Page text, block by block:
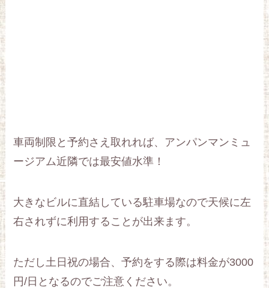
車両制限と予約さえ取れれば、アンパンマンミュ
ージアム近隣では最安値水準！
大きなビルに直結している駐車場なので天候に左
右されずに利用することが出来ます。
ただし土日祝の場合、予約をする際は料金が3000
円/日となるのでご注意ください。